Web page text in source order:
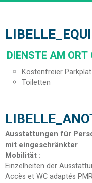
DIENSTE AM ORT
Toiletten
Ausstattungen für Personen
mit eingeschränkter
Mobilität :
Einzelheiten der
Accès et WC adaptés